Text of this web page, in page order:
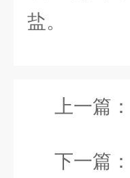
盐。
上一篇：
下一篇：